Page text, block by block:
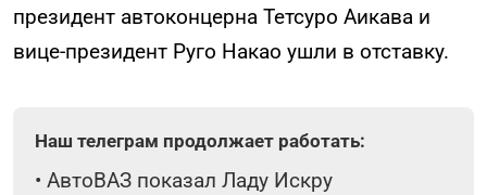
президент автоконцерна Тетсуро Аикава и
вице-президент Руго Накао ушли в отставку.
Наш телеграм продолжает работать:
• АвтоВАЗ показал Ладу Искру